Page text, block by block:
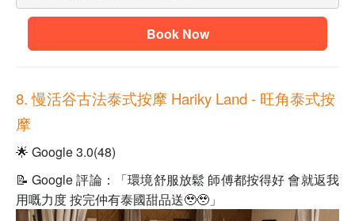
Book Now
8. 慢活谷古法泰式按摩 Hariky Land- 旺角泰式按
摩
🌟 Google 3.0(48)
📝 Google 評論：「環境舒服放鬆 師傅都按得好 會就返我
用嘅力度 按完仲有泰國甜品送🥹🥹」